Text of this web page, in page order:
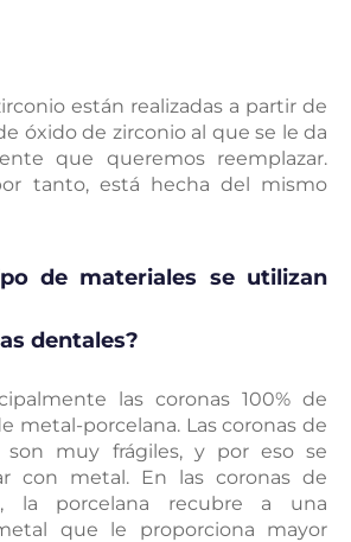
están realizadas a partir de
óxido de zirconio al que se le da
que queremos reemplazar.
tanto, está hecha del mismo
de materiales se utilizan
dentales?
las coronas 100% de
metal-porcelana. Las coronas de
son muy frágiles, y por eso se
con metal. En las coronas de
la porcelana recubre a una
que le proporciona mayor